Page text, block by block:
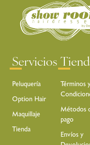
Servicios
Peluquería
Option Hair
Maquillaje
Tienda
Términos
Métodos
pago
Envíos y